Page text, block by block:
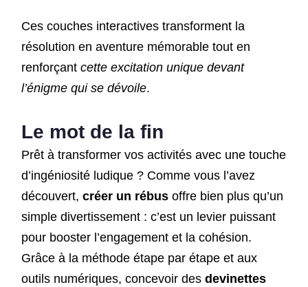
Ces couches interactives transforment la
résolution en aventure mémorable tout en
renforçant cette excitation unique devant
l’énigme qui se dévoile.
Le mot de la fin
Prêt à transformer vos activités avec une touche
d’ingéniosité ludique ? Comme vous l’avez
découvert, créer un rébusoffre bien plus qu’un
simple divertissement : c’est un levier puissant
pour booster l’engagement et la cohésion.
Grâce à la méthode étape par étape et aux
outils numériques, concevoir des devinettes